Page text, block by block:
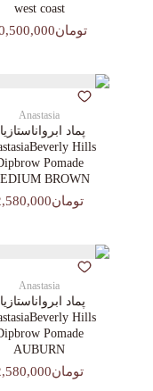
west coast
تومان10,500,000
Anastasia
پماد ابرواناستازیا |
Hills
Pomade
BROWN
تومان2,580,000
Anastasia
پماد ابرواناستازیا |
Hills
Pomade
AUBURN
تومان2,580,000